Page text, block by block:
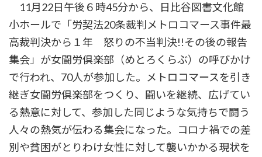
11月22日午後６時45分から、日比谷図書文化館
小ホールで「労契法20条裁判メトロコマース事件最
高裁判決から１年 怒りの不当判決!!その後の報告
集会」が女闘労倶楽部（めとろくらぶ）の呼びかけ
で行われ、70人が参加した。メトロコマースを引き
継ぎ女闘労倶楽部をつくり、闘いを継続、広げてい
る熱意に対して、参加した同じような気持ちで闘う
人々の熱気が伝わる集会になった。コロナ禍での差
別や貧困がとりわけ女性に対して襲いかかる現状を